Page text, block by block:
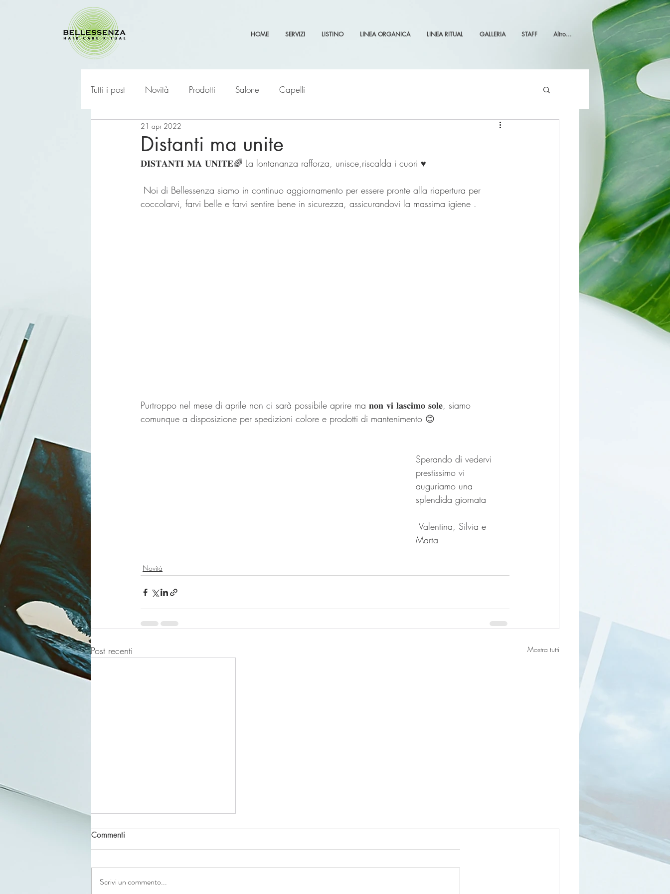
HOME SERVIZI LISTINO LINEA ORGANICA LINEA RITUAL GALLERIA STAFF Altro...
Tutti i post Novità Prodotti Salone Capelli
Distanti ma unite
21 apr 2022
𝐃𝐈𝐒𝐓𝐀𝐍𝐓𝐈 𝐌𝐀 𝐔𝐍𝐈𝐓𝐄🌈 La lontananza rafforza, unisce,riscalda i cuori ♥️
coccolarvi, farvi belle e farvi sentire bene in sicurezza, assicurandovi la massima igiene .
Purtroppo nel mese di aprile non ci sarà possibile aprire ma 𝐧𝐨𝐧 𝐯𝐢 𝐥𝐚𝐬𝐜𝐢𝐦𝐨 𝐬𝐨𝐥𝐞, siamo
comunque a disposizione per spedizioni colore e prodotti di mantenimento 😊
Sperando di vedervi
prestissimo vi
auguriamo una
splendida giornata
Marta
Novità
Post recenti Mostra tutti
Commenti
Scrivi un commento...